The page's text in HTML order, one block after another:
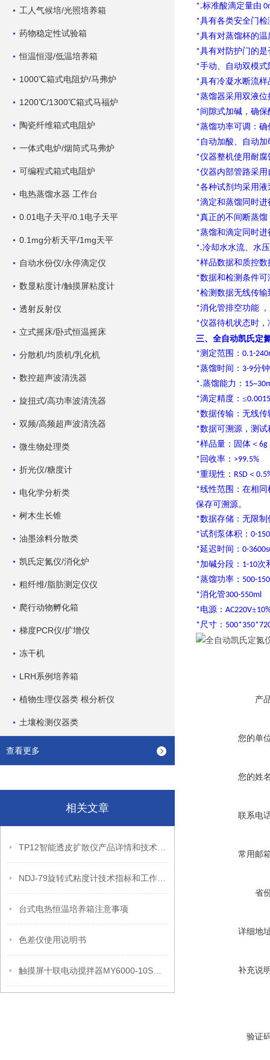
工人气候培/光照培养箱
药物稳定性试验箱
恒温恒湿/低温培养箱
1000℃箱式电阻炉/马弗炉
1200℃/1300℃箱式马福炉
陶瓷纤维箱式电阻炉
一体式电炉/烟筒式马弗炉
可编程式箱式电阻炉
电热蒸馏水器 工作台
0.01电子天平/0.1电子天平
0.1mg分析天平/1mg天平
自动水份仪/永停滴定仪
数显粘度计/触摸屏粘度计
透射反射仪
立式摇床/卧式恒温摇床
分散机/均质机/乳化机
数控超声波清洗器
旋扭式/高功率波清洗器
双频/高频超声波清洗器
微生物处理类
折光仪/糖度计
电化学分析类
树木生长锥
油墨涂料分散类
凯氏定氮仪/消化炉
粗纤维/脂肪测定仪仪
爬行动物孵化箱
梯度PCR仪/扩增仪
冻干机
LRH系例培养箱
植物生理仪器类 根分析仪
土壤检测仪器类
查看更多
相关文章
台式电热恒温培养箱注意事项
色差仪使用说明书
*.标准酸滴定量由
*具有各类安全门
*具有对蒸馏杯的
*具有对防护门的
*手动、自动双模
*具有冷凝水断流
*蒸馏器采用双液
*间隙式加碱，确
*蒸馏功率可调：
* 自动加酸、自动
*仪器整机使用耐腐
*仪器内部管路采
*各种试剂均采用
*滴定和蒸馏同时
*真正的不间断蒸
*蒸馏和滴定同时
*.冷却水水流、水
*样品数据和质控数
*数据和检测条件可
*检测数据无线传
*消化管排空功能
*仪器待机状态时
三、 全自动凯氏定
*测定范围： 0.1-
*蒸馏时间： 3-9分钟
*.蒸馏能力：
*滴定精度：≤0.0015
*数据传输：无线传
*数据可溯源，测试
*样品量：固体＜ 6g
* 回收率： >99.5%
*重现性： RSD ＜
*线性范围：在相同
保存可溯源。
*数据存储：无限制
*试剂泵体积： 0-
*延迟时间： 0-
*加碱分段： 1-10次
*蒸馏功率： 500-
*消化管300-550ml
*电源： AC220V±
* 尺寸：
产
您的单
您的姓
联系电
常用邮
省
详细地
补充说
验证